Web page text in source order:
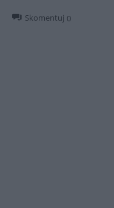
Skomentuj 0